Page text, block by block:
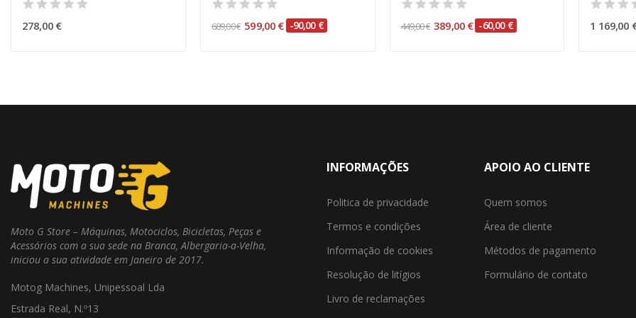
278,00 € 689,00 € 599,00 € -90,00 € 449,00 € 389,00 € -60,00 € 1 169,00
Moto G Store – Máquinas, Motociclos, Bicicletas, Peças e
Acessórios com a sua sede na Branca, Albergaria-a-Velha,
iniciou a sua atividade em Janeiro de 2017.
Motog Machines, Unipessoal Lda
Estrada Real, N.º13
INFORMAÇÕES
Politica de privacidade
Termos e condições
Informação de cookies
Resolução de litígios
Livro de reclamações
APOIO AO CLIENTE
Quem somos
Área de cliente
Métodos de pagamento
Formulário de contato